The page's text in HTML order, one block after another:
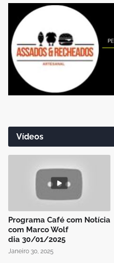
Vídeos
Programa Café com Notícia
com Marco Wolf
dia 30/01/2025
Janeiro 30, 2025